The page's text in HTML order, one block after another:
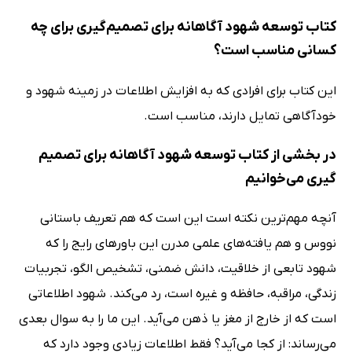
کتاب توسعه شهود آگاهانه برای تصمیم‌گیری برای چه
کسانی مناسب است؟
این کتاب برای افرادی که به افزایش اطلاعات در زمینه شهود و
خودآگاهی تمایل دارند، مناسب است.
در بخشی از کتاب توسعه شهود آگاهانه برای تصمیم‌
گیری می‌خوانیم
آنچه مهم‌ترین نکته است این است که هم تعریف باستانی
نووس و هم یافته‌های علمی مدرن این باورهای رایج را که
شهود تابعی از خلاقیت، دانش ضمنی، تشخیص الگو، تجربیات
زندگی، مراقبه، حافظه و غیره است، رد می‌کند. شهود اطلاعاتی
است که از خارج از مغز یا ذهن می‌آید. این ما را به سوال بعدی
می‌رساند: از کجا می‌آید؟ فقط اطلاعات زیادی وجود دارد که